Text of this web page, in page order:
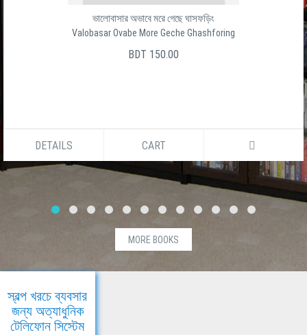
ভালোবাসার অভাবে মরে গেছে ঘাসফড়িং
Valobasar Ovabe More Geche Ghashforing
BDT 150.00
DETAILS CART
MORE BOOKS
স্বল্প খরচে ব্যবসার
জন্য অত্যাধুনিক
টেলিফোন সিস্টেম